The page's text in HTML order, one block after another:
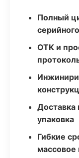
Полный
ОТК и
Доставка
упаковка
Гибкие
массовое